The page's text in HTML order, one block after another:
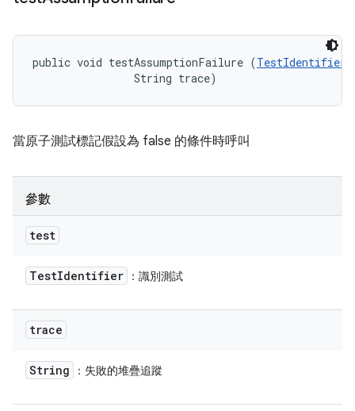
public void testAssumptionFailure (TestIdentifier
                String trace)
當原子測試標記假設為 false 的條件時呼叫
參數
test
TestIdentifier ：識別測試
trace
String ：失敗的堆疊追蹤